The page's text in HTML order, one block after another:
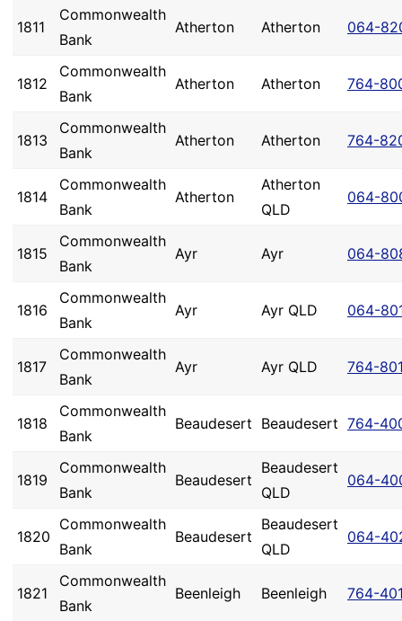
1811
Commonwealth
Bank
Atherton Atherton 064-
1812
Commonwealth
Bank
Atherton Atherton 764-
1813
Commonwealth
Bank
Atherton Atherton 764-
1814
Commonwealth
Bank
Atherton
Atherton
QLD
064-
1815
Commonwealth
Bank
Ayr Ayr 064-
1816
Commonwealth
Bank
Ayr Ayr QLD 064-
1817
Commonwealth
Bank
Ayr Ayr QLD 764-
1818
Commonwealth
Bank
Beaudesert Beaudesert 764-
1819
Commonwealth
Bank
Beaudesert
Beaudesert
QLD
064-
1820
Commonwealth
Bank
Beaudesert
Beaudesert
QLD
064-
1821
Commonwealth
Bank
Beenleigh Beenleigh 764-